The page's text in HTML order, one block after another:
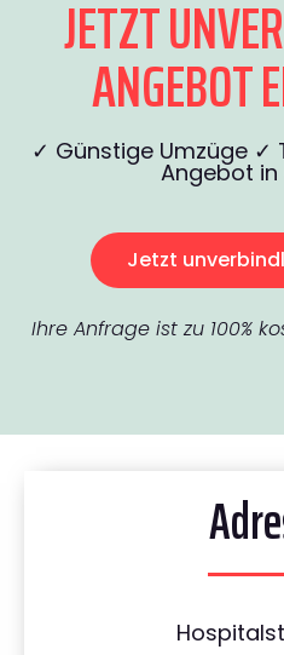
JETZT
ANGEBOT
✓ Günstige Umzüge ✓
Angebot in
Jetzt
Ihre Anfrage ist zu 100%